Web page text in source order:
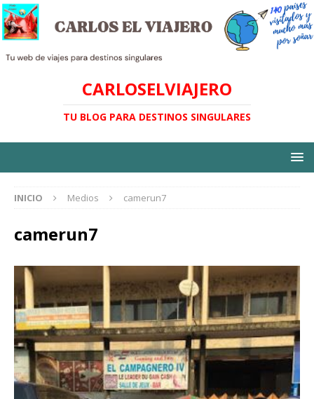
CARLOSELVIAJERO
TU BLOG PARA DESTINOS SINGULARES
INICIO Medios camerun7
camerun7